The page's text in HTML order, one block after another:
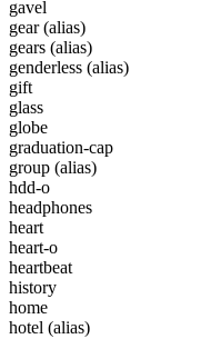
gavel
gear(alias)
gears (alias)
genderless (alias)
gift
glass
globe
graduation-cap
group (alias)
hdd-o
headphones
heart
heart-o
heartbeat
history
home
hotel (alias)